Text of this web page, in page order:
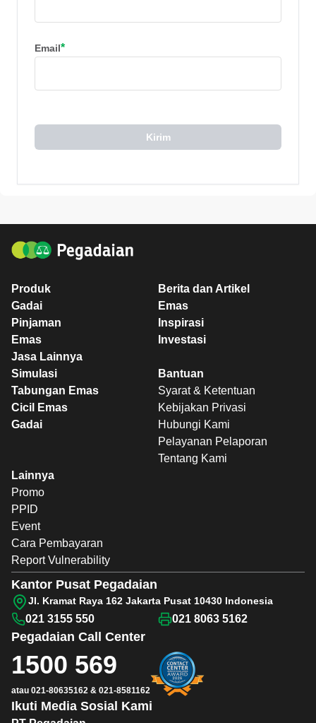
Email*
Kirim
Produk
Gadai
Pinjaman
Emas
Jasa Lainnya
Berita dan Artikel
Emas
Inspirasi
Investasi
Simulasi
Tabungan Emas
Cicil Emas
Gadai
Bantuan
Syarat & Ketentuan
Kebijakan Privasi
Hubungi Kami
Pelayanan Pelaporan
Tentang Kami
Lainnya
Promo
PPID
Event
Cara Pembayaran
Report Vulnerability
Ikuti Media Sosial Kami
Pegadaian Call Center
1500 569
atau 021-80635162 & 021-8581162
Kantor Pusat Pegadaian
Jl. Kramat Raya 162 Jakarta Pusat 10430 Indonesia
021 3155 550 021 8063 5162